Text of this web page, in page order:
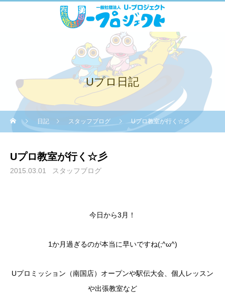
Uプロ日記
日記 スタッフブログ Uプロ教室が行く☆彡
Uプロ教室が行く☆彡
2015.03.01 スタッフブログ
今日から3月！
1か月過ぎるのが本当に早いですね(;^ω^)
Uプロミッション（南国店）オープンや駅伝大会、個人レッスン
や出張教室など